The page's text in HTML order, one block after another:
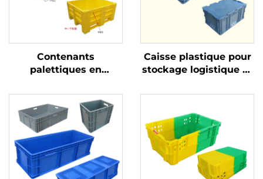
Contenants
palettiques en
pour une logistique et
un stockage efficaces.
Caisse plastique pour
stockage logistique et